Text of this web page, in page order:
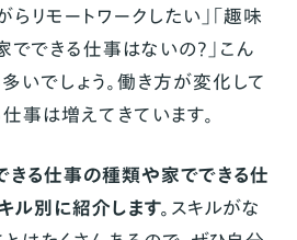
リモートワークしたい」「趣味
できる仕事はないの？」こん
いでしょう。働き方が変化して
事は増えてきています。
きる仕事の種類や家でできる仕
ル別に紹介します。 スキルがな